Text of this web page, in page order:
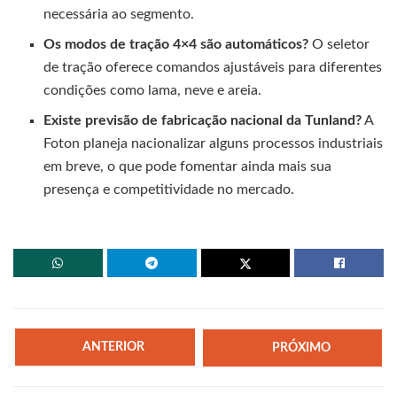
necessária ao segmento.
Os modos de tração 4×4 são automáticos? O seletor
de tração oferece comandos ajustáveis para diferentes
condições como lama, neve e areia.
Existe previsão de fabricação nacional da Tunland?A
Foton planeja nacionalizar alguns processos industriais
em breve, o que pode fomentar ainda mais sua
presença e competitividade no mercado.
ANTERIOR PRÓXIMO